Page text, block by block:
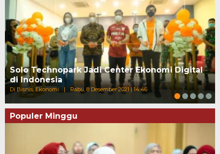
Solo Technopark Jadi Center Ekonomi Digital
di Indonesia
Di Bisnis, Ekonomi | Rabu, 8 Desember 2021 | 14:46
Populer Minggu